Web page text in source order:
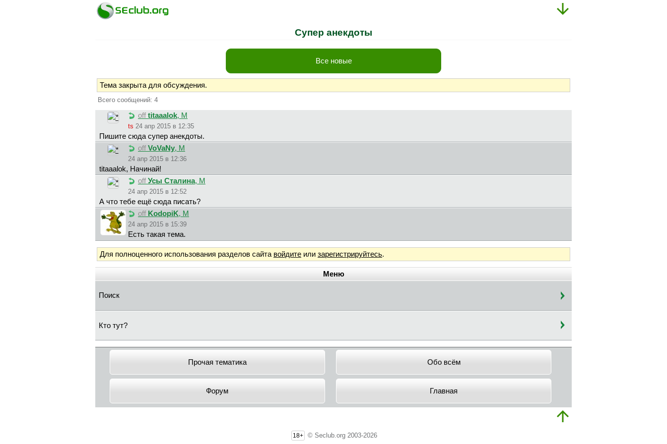
Супер анекдоты
Все новые
Тема закрыта для обсуждения.
Всего сообщений: 4
off titaaalok, М
ts 24 апр 2015 в 12:35
Пишите сюда супер анекдоты.
off VoVaNy, М
24 апр 2015 в 12:36
titaaalok, Начинай!
off Усы Сталина, М
24 апр 2015 в 12:52
А что тебе ещё сюда писать?
off KodopiK, М
24 апр 2015 в 15:39
Есть такая тема.
Для полноценного использования разделов сайта войдите или зарегистрируйтесь.
Меню
Поиск
Кто тут?
Прочая тематика Обо всём
Форум Главная
18+ © Seclub.org 2003-2026